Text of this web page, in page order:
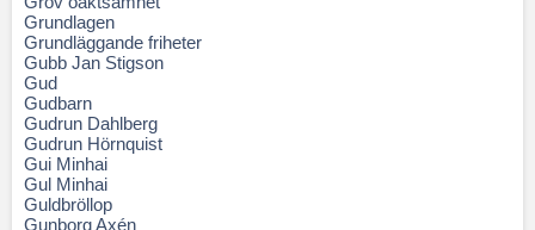
Grundlagen
Grundläggande friheter
Gubb Jan Stigson
Gud
Gudbarn
Gudrun Dahlberg
Gudrun Hörnquist
Gui Minhai
Gul Minhai
Guldbröllop
Gunborg Axén